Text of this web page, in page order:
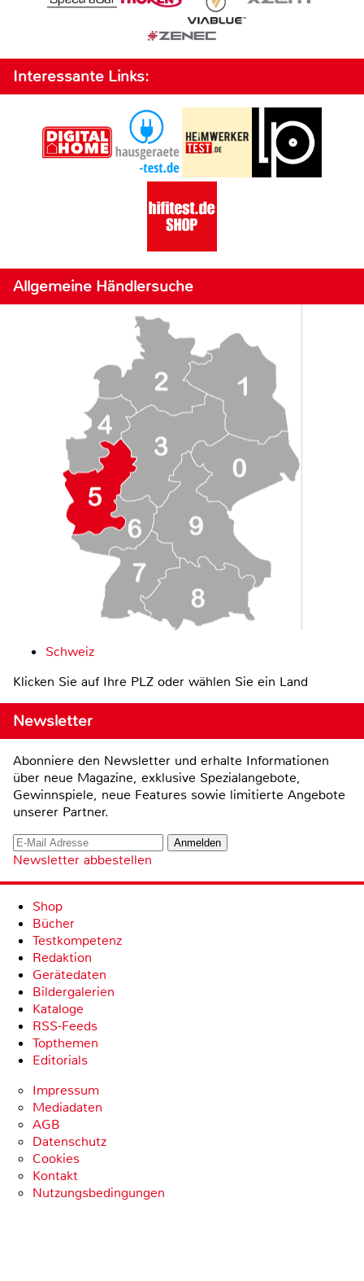
Interessante Links:
Allgemeine Händlersuche
Schweiz
Klicken Sie auf Ihre PLZ oder wählen Sie ein Land
Newsletter
Abonniere den Newsletter und erhalte Informationen
über neue Magazine, exklusive Spezialangebote,
Gewinnspiele, neue Features sowie limitierte Angebote
unserer Partner.
Newsletter abbestellen
Shop
Bücher
Testkompetenz
Redaktion
Gerätedaten
Bildergalerien
Kataloge
RSS-Feeds
Topthemen
Editorials
Impressum
Mediadaten
AGB
Datenschutz
Cookies
Kontakt
Nutzungsbedingungen